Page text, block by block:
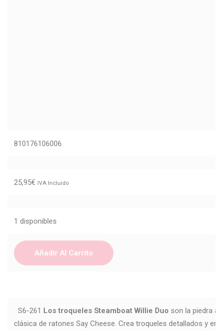
810176106006
25,95€ IVA Incluido
1 disponibles
Añadir Al Carrito
S6-261 Los troqueles Steamboat Willie Duo son la piedra
clásica de ratones Say Cheese. Crea troqueles detallados y en